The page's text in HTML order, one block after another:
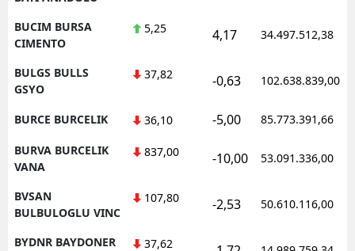
BUCIM BURSA
CIMENTO
5,25 4,17 34.497.512,38
BULGS BULLS
GSYO
37,82 -0,63 102.638.839,00
BURCE BURCELIK 36,10 -5,00 85.773.391,66
BURVA BURCELIK
VANA
837,00 -10,00 53.091.336,00
BVSAN
BULBULOGLU VINC
107,80 -2,53 50.610.116,00
BYDNR BAYDONER
37,62